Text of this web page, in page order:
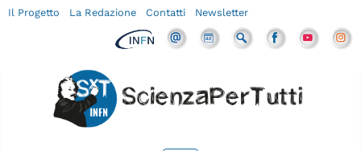
Il Progetto La Redazione Contatti Newsletter